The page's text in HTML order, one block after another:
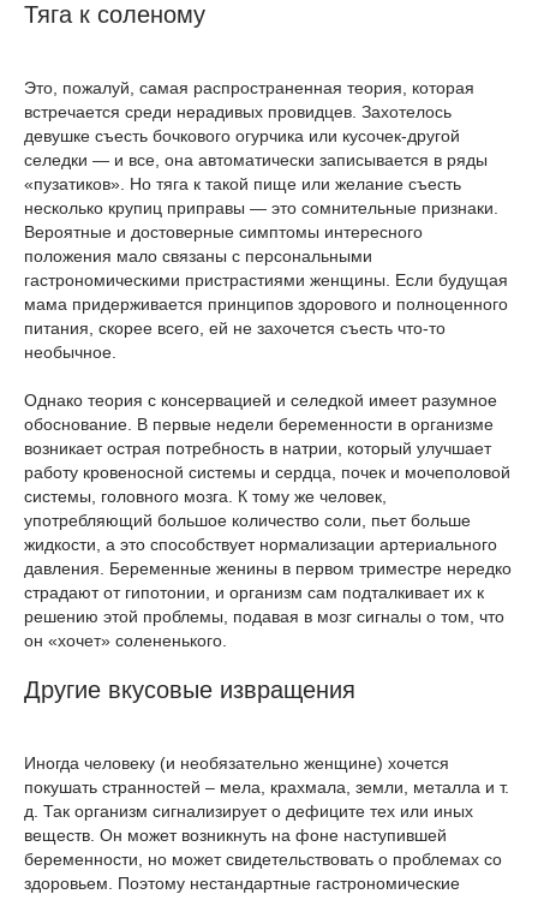
Тяга к соленому
Это, пожалуй, самая распространенная теория, которая
встречается среди нерадивых провидцев. Захотелось
девушке съесть бочкового огурчика или кусочек-другой
селедки — и все, она автоматически записывается в ряды
«пузатиков». Но тяга к такой пище или желание съесть
несколько крупиц приправы — это сомнительные признаки.
Вероятные и достоверные симптомы интересного
положения мало связаны с персональными
гастрономическими пристрастиями женщины. Если будущая
мама придерживается принципов здорового и полноценного
питания, скорее всего, ей не захочется съесть что-то
необычное.
Однако теория с консервацией и селедкой имеет разумное
обоснование. В первые недели беременности в организме
возникает острая потребность в натрии, который улучшает
работу кровеносной системы и сердца, почек и мочеполовой
системы, головного мозга. К тому же человек,
употребляющий большое количество соли, пьет больше
жидкости, а это способствует нормализации артериального
давления. Беременные женины в первом триместре нередко
страдают от гипотонии, и организм сам подталкивает их к
решению этой проблемы, подавая в мозг сигналы о том, что
он «хочет» солененького.
Другие вкусовые извращения
Иногда человеку (и необязательно женщине) хочется
покушать странностей – мела, крахмала, земли, металла и т.
д. Так организм сигнализирует о дефиците тех или иных
веществ. Он может возникнуть на фоне наступившей
беременности, но может свидетельствовать о проблемах со
здоровьем. Поэтому нестандартные гастрономические